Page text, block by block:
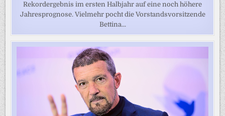
Rekordergebnis im ersten Halbjahr auf eine noch höhere
Jahresprognose. Vielmehr pocht die Vorstandsvorsitzende
Bettina...